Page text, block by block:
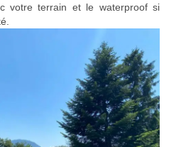
votre terrain et le waterproof si